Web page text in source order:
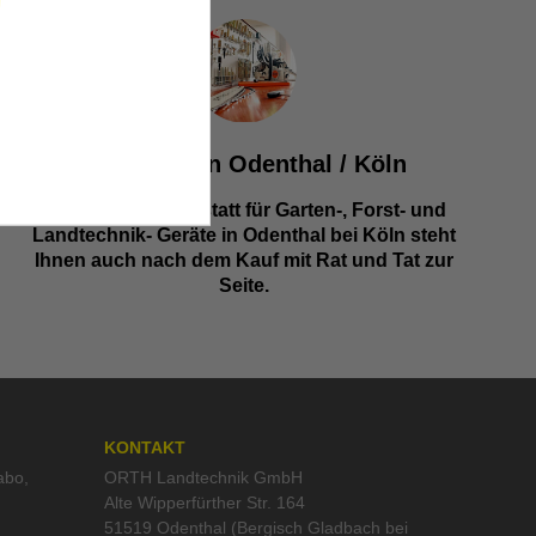
Werkstatt in Odenthal / Köln
Unsere Fachwerkstatt für Garten-, Forst- und
Landtechnik- Geräte in Odenthal bei Köln steht
Ihnen auch nach dem Kauf mit Rat und Tat zur
Seite.
KONTAKT
ORTH Landtechnik GmbH
Alte Wipperfürther Str. 164
51519 Odenthal (Bergisch Gladbach bei